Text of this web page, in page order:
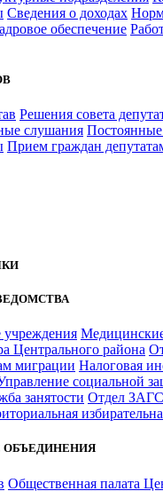
Сведения о доходах
обеспечение
Решения совета
слушания
Прием граждан
учреждения
Центрального района
миграции Налоговая
социальной
занятости Отдел ЗАГС
Общественная палата